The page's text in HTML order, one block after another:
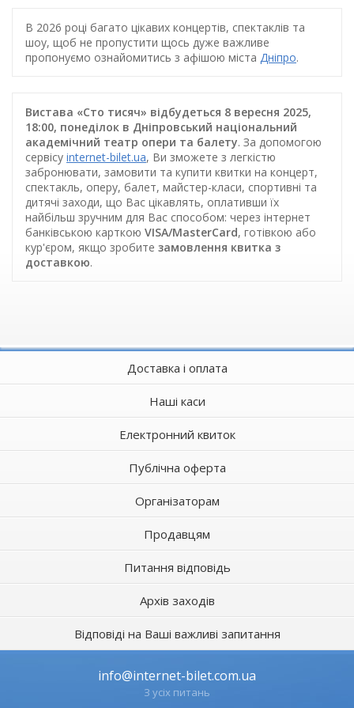
В 2026 році багато цікавих концертів, спектаклів та
шоу, щоб не пропустити щось дуже важливе
пропонуємо ознайомитись з афішою міста Дніпро.
Вистава «Сто тисяч» відбудеться 8 вересня 2025,
18:00, понеділок в Дніпровський національний
академічний театр опери та балету. За допомогою
сервісу internet-bilet.ua, Ви зможете з легкістю
забронювати, замовити та купити квитки на концерт,
спектакль, оперу, балет, майстер-класи, спортивні та
дитячі заходи, що Вас цікавлять, оплативши їх
найбільш зручним для Вас способом: через інтернет
банківською карткою VISA/MasterCard, готівкою або
кур'єром, якщо зробите замовлення квитка з
доставкою.
Доставка і оплата
Наші каси
Електронний квиток
Публічна оферта
Організаторам
Продавцям
Питання відповідь
Архів заходів
Відповіді на Ваші важливі запитання
info@internet-bilet.com.ua
З усіх питань